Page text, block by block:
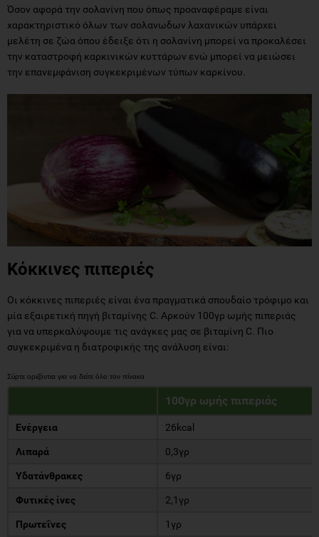
Όσον αφορά την σολανίνη που όπως προαναφέραμε είναι
χαρακτηριστικό όλων των σολανωδων λαχανικών υπάρχει
μελέτη σε ζώα όπου έδειξε ότι η σολανίνη μπορεί να προκαλέσει
την καταστροφή καρκινικών κυττάρων ενώ μπορεί να μειώσει
την επανεμφάνιση συγκεκριμένων τύπων καρκίνου.
Κόκκινες πιπεριές
Οι κόκκινες πιπεριές είναι ένα πραγματικά σπουδαίο τρόφιμο και
μία εξαιρετική πηγή βιταμίνης C. Αρκούν 100γρ ωμής πιπεριάς
για να υπερκαλύψουμε τις ανάγκες μας σε βιταμίνη C. Πιο
συγκεκριμένα η διατροφικής της ανάλυση είναι:
100γρ ωμής πιπεριάς
Ενέργεια 26kcal
Λιπαρά 0,3γρ
Υδατάνθρακες 6γρ
Φυτικές ίνες 2,1γρ
Πρωτεΐνες 1γρ